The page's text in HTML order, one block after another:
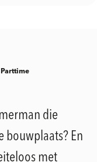
die
bouwplaats? En
met